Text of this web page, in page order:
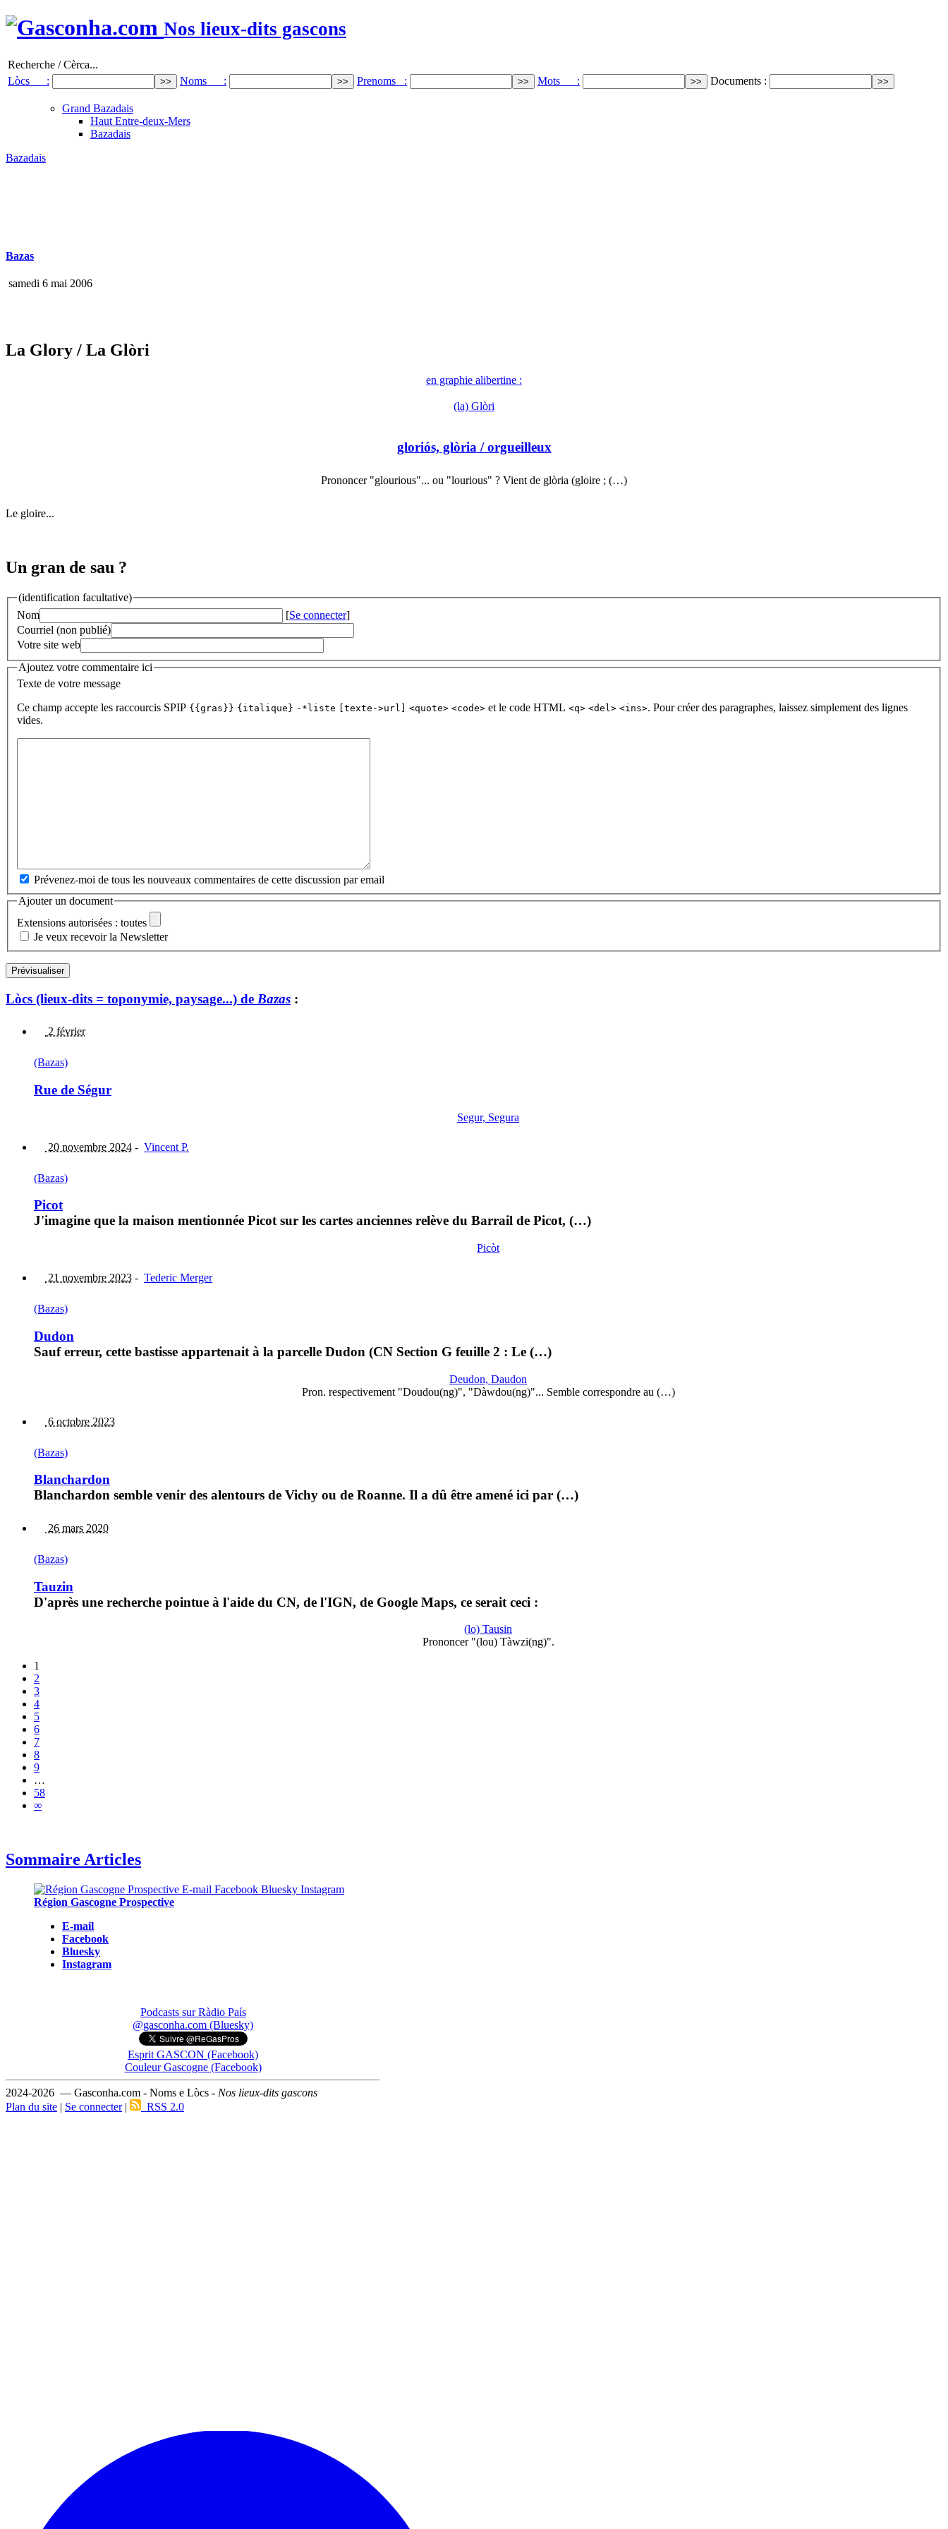
Nos lieux-dits gascons
Recherche / Cèrca...
Lòcs :
Noms : Prenoms : Mots : Documents :
Grand Bazadais
Haut Entre-deux-Mers
Bazadais
Bazadais
Bazas
samedi 6 mai 2006
La Glory / La Glòri
en graphie alibertine :
(la) Glòri
gloriós, glòria / orgueilleux
Prononcer "glourious"... ou "lourious" ? Vient de glòria (gloire ; (…)
Le gloire...
Un gran de sau ?
(identification facultative)
Nom
[Se connecter]
Courriel (non publié)
Votre site web
Ajoutez votre commentaire ici
Texte de votre message
Ce champ accepte les raccourcis SPIP {{gras}} {italique} -*liste [texte->url] <quote> <code> et le code HTML <q> <del> <ins>. Pour créer des paragraphes, laissez simplement des lignes
vides.
Prévenez-moi de tous les nouveaux commentaires de cette discussion par email
Ajouter un document
Extensions autorisées : toutes
Je veux recevoir la Newsletter
Lòcs (lieux-dits = toponymie, paysage...) de Bazas :
2 février
(Bazas)
Rue de Ségur
Segur, Segura
20 novembre 2024 - Vincent P.
(Bazas)
Picot
J'imagine que la maison mentionnée Picot sur les cartes anciennes relève du Barrail de Picot, (…)
Picòt
21 novembre 2023 - Tederic Merger
(Bazas)
Dudon
Sauf erreur, cette bastisse appartenait à la parcelle Dudon (CN Section G feuille 2 : Le (…)
Deudon, Daudon
Pron. respectivement "Doudou(ng)", "Dàwdou(ng)"... Semble correspondre au (…)
6 octobre 2023
(Bazas)
Blanchardon
Blanchardon semble venir des alentours de Vichy ou de Roanne. Il a dû être amené ici par (…)
26 mars 2020
(Bazas)
Tauzin
D'après une recherche pointue à l'aide du CN, de l'IGN, de Google Maps, ce serait ceci :
(lo) Tausin
Prononcer "(lou) Tàwzi(ng)".
1
2
3
4
5
6
7
8
9
…
58
∞
Sommaire Articles
Région Gascogne Prospective
E-mail
Facebook
Bluesky
Instagram
Podcasts sur Ràdio País
@gasconha.com (Bluesky)
Esprit GASCON (Facebook)
Couleur Gascogne (Facebook)
2024-2026 — Gasconha.com - Noms e Lòcs - Nos lieux-dits gascons
Plan du site | Se connecter| RSS 2.0